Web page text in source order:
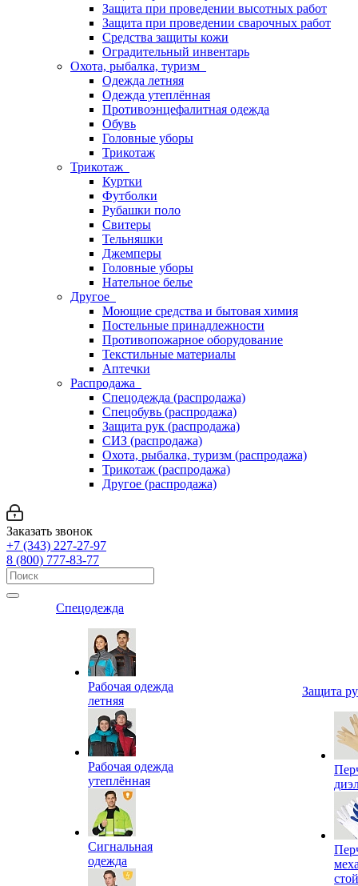
Защита при проведении высотных работ
Защита при проведении сварочных работ
Средства защиты кожи
Оградительный инвентарь
Охота, рыбалка, туризм
Одежда летняя
Одежда утеплённая
Противоэнцефалитная одежда
Обувь
Головные уборы
Трикотаж
Трикотаж
Куртки
Футболки
Рубашки поло
Свитеры
Тельняшки
Джемперы
Головные уборы
Нательное белье
Другое
Моющие средства и бытовая химия
Постельные принадлежности
Противопожарное оборудование
Текстильные материалы
Аптечки
Распродажа
Спецодежда (распродажа)
Спецобувь (распродажа)
Защита рук (распродажа)
СИЗ (распродажа)
Охота, рыбалка, туризм (распродажа)
Трикотаж (распродажа)
Другое (распродажа)
Заказать звонок
+7 (343) 227-27-97
8 (800) 777-83-77
Спецодежда
Рабочая одежда
летняя
Рабочая одежда
утеплённая
Сигнальная
одежда
Защита